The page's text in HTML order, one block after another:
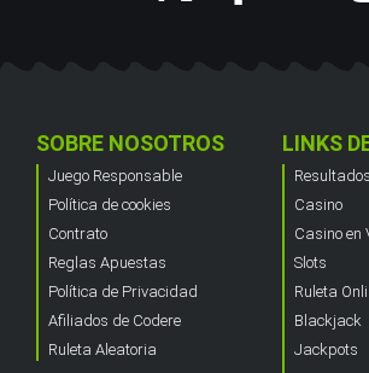
SOBRE NOSOTROS
Juego Responsable
Política de cookies
Contrato
Reglas Apuestas
Política de Privacidad
Afiliados de Codere
Ruleta Aleatoria
LINKS
Casino
Casino en
Slots
Ruleta
Blackjack
Jackpots